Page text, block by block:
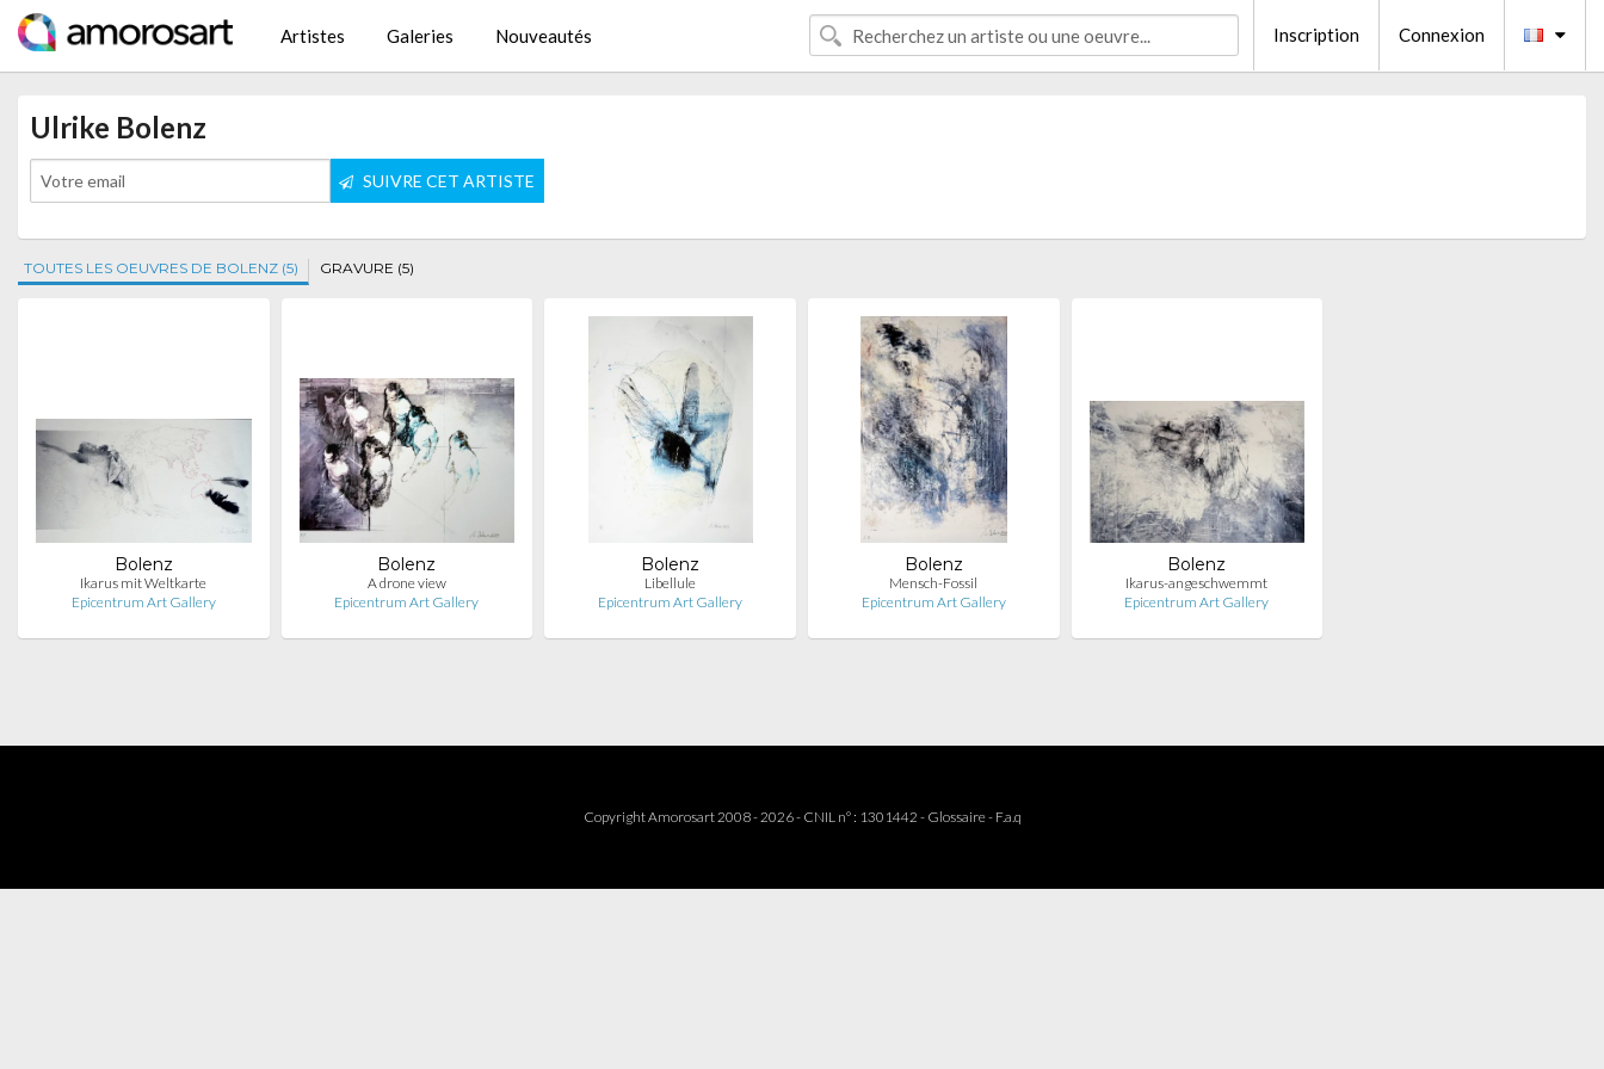
Artistes Galeries Nouveautés Inscription Connexion
Ulrike Bolenz
SUIVRE CET ARTISTE
TOUTES LES OEUVRES DE BOLENZ (5) GRAVURE (5)
Bolenz
Ikarus mit Weltkarte
Epicentrum Art Gallery
Bolenz
A drone view
Epicentrum Art Gallery
Bolenz
Libellule
Epicentrum Art Gallery
Bolenz
Mensch-Fossil
Epicentrum Art Gallery
Bolenz
Ikarus-angeschwemmt
Epicentrum Art Gallery
Copyright Amorosart 2008 - 2026 - CNIL n° : 1301442 - Glossaire- F.a.q